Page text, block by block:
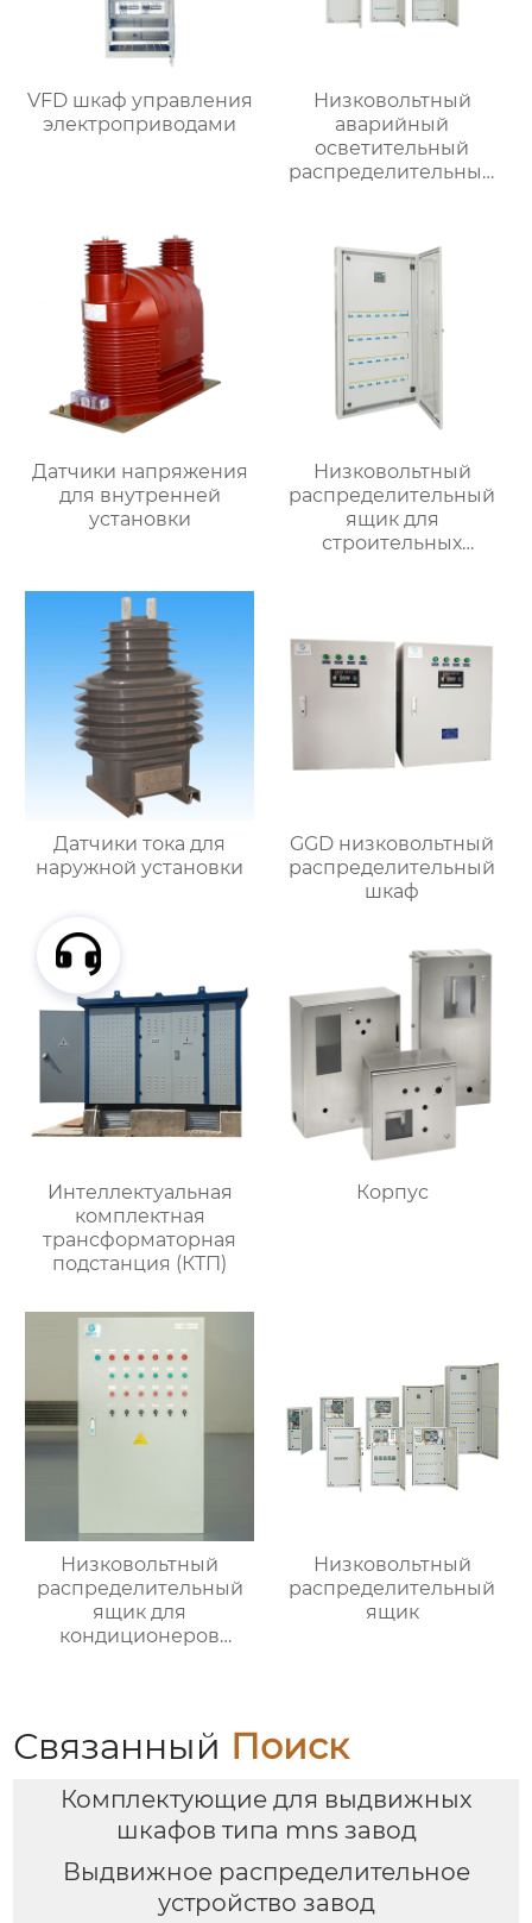
VFD шкаф управления
электроприводами
Низковольтный
аварийный
осветительный
распределительный
Датчики напряжения
для внутренней
установки
Низковольтный
распределительный
ящик для
строительных
Датчики тока для
наружной установки
GGD низковольтный
распределительный
шкаф
Интеллектуальная
комплектная
трансформаторная
подстанция (КТП)
Корпус
Низковольтный
распределительный
ящик для
кондиционеров
Низковольтный
распределительный
ящик
Связанный Поиск
Комплектующие для выдвижных
шкафов типа mns завод
Выдвижное распределительное
устройство завод